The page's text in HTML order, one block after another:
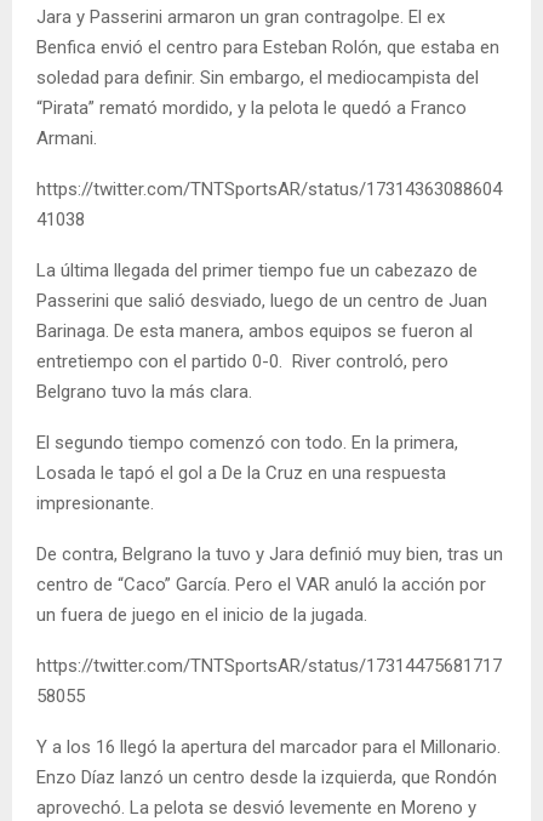
Jara y Passerini armaron un gran contragolpe. El ex
Benfica envió el centro para Esteban Rolón, que estaba en
soledad para definir. Sin embargo, el mediocampista del
“Pirata” remató mordido, y la pelota le quedó a Franco
Armani.
https://twitter.com/TNTSportsAR/status/17314363088604
41038
La última llegada del primer tiempo fue un cabezazo de
Passerini que salió desviado, luego de un centro de Juan
Barinaga. De esta manera, ambos equipos se fueron al
entretiempo con el partido 0-0. River controló, pero
Belgrano tuvo la más clara.
El segundo tiempo comenzó con todo. En la primera,
Losada le tapó el gol a De la Cruz en una respuesta
impresionante.
De contra, Belgrano la tuvo y Jara definió muy bien, tras un
centro de “Caco” García. Pero el VAR anuló la acción por
un fuera de juego en el inicio de la jugada.
https://twitter.com/TNTSportsAR/status/17314475681717
58055
Y a los 16 llegó la apertura del marcador para el Millonario.
Enzo Díaz lanzó un centro desde la izquierda, que Rondón
aprovechó. La pelota se desvió levemente en Moreno y